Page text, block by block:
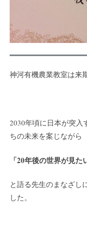
神河有機農業教室は来
2030年頃に日本が突入
ちの未来を案じながら
「20年後の世界が見た
と語る先生のまなざし
した。